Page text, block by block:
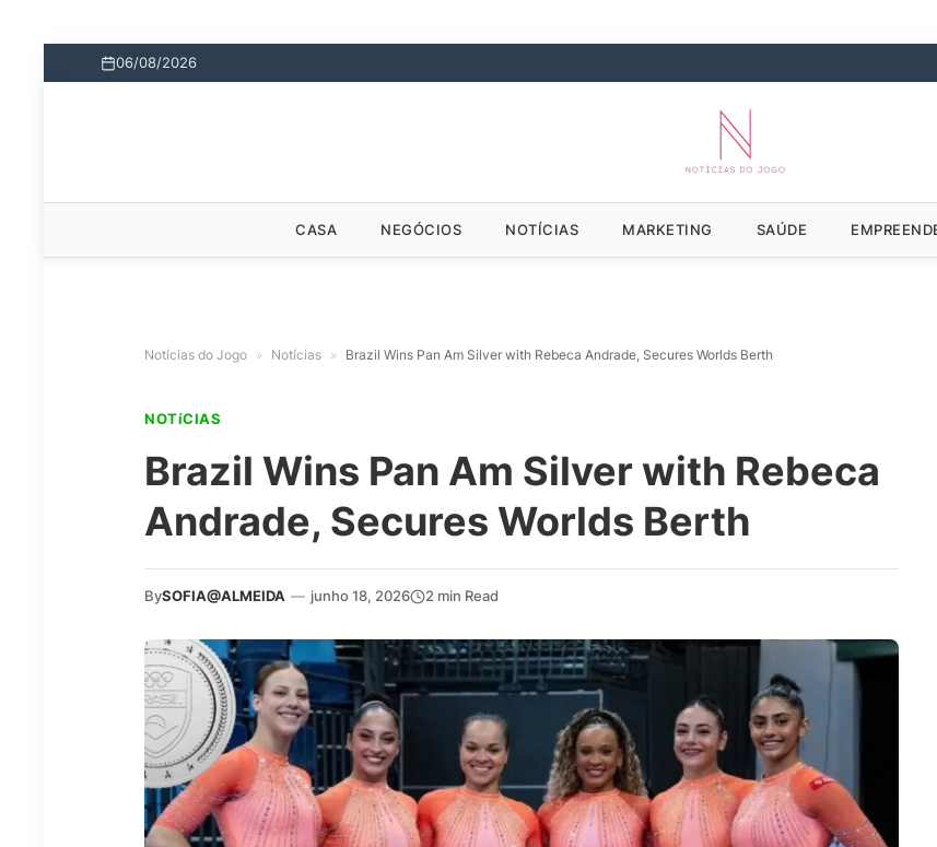
06/08/2026
CASA NEGÓCIOS NOTÍCIAS MARKETING SAÚDE
Notícias do Jogo » Notícias » Brazil Wins Pan Am Silver with Rebeca Andrade, Secures Worlds Berth
NOTíCIAS
Brazil Wins Pan Am Silver with Rebeca
Andrade, Secures Worlds Berth
BySOFIA@ALMEIDA — junho 18, 2026 2 min Read